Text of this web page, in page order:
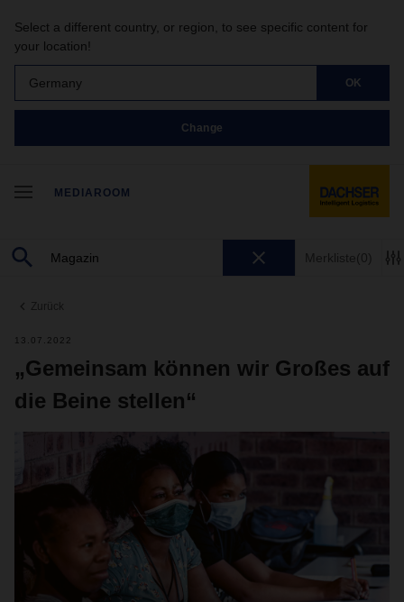
Select a different country, or region, to see specific content for
your location!
Germany OK
Change
MEDIAROOM
Merkliste(0)
Zurück
13.07.2022
„Gemeinsam können wir Großes auf
die Beine stellen“